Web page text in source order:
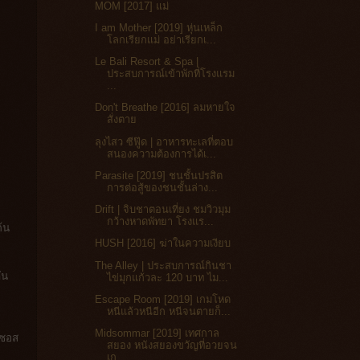
น
อส
MOM [2017] แม่
I am Mother [2019] หุ่นเหล็ก
โลกเรียกแม่ อย่าเรียกเ...
Le Bali Resort & Spa |
ประสบการณ์เข้าพักที่โรงแรม
...
Don't Breathe [2016] ลมหายใจ
สั่งตาย
ลุงไสว ซีฟู๊ด | อาหารทะเลที่ตอบ
สนองความต้องการได้เ...
Parasite [2019] ชนชั้นปรสิต
การต่อสู้ของชนชั้นล่าง...
Drift | จิบชาตอนเที่ยง ชมวิวมุม
กว้างหาดพัทยา โรงแร...
HUSH [2016] ฆ่าในความเงียบ
The Alley | ประสบการณ์กินชา
ไข่มุกแก้วละ 120 บาท ไม...
Escape Room [2019] เกมโหด
หนีแล้วหนีอีก หนีจนตายก็...
Midsommar [2019] เทศกาล
สยอง หนังสยองขวัญที่อวยจน
เก...